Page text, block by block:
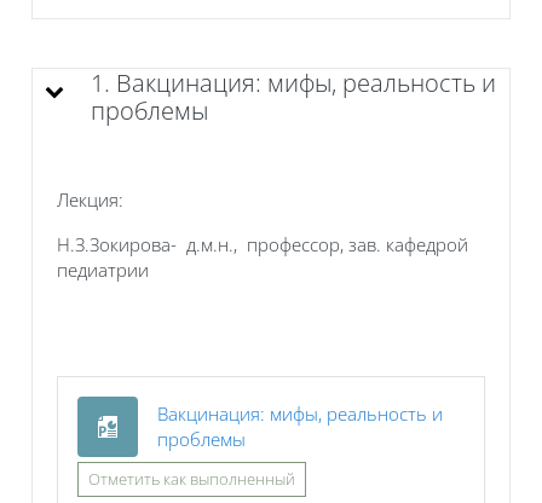
1. Вакцинация: мифы, реальность и
проблемы
Лекция:
Н.З.Зокирова- д.м.н., профессор, зав. кафедрой
педиатрии
Вакцинация: мифы, реальность и
проблемы
Отметить как выполненный